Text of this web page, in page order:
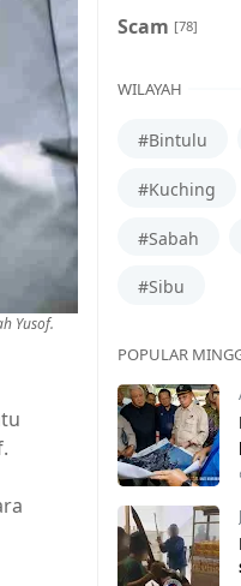
Yusof.
Scam [78]
WILAYAH
#Bintulu
#Kuching
#Sabah
#Sibu
POPULAR